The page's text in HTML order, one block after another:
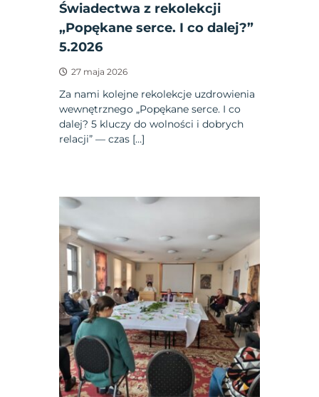
Świadectwa z rekolekcji
„Popękane serce. I co dalej?”
5.2026
27 maja 2026
Za nami kolejne rekolekcje uzdrowienia
wewnętrznego „Popękane serce. I co
dalej? 5 kluczy do wolności i dobrych
relacji” — czas […]